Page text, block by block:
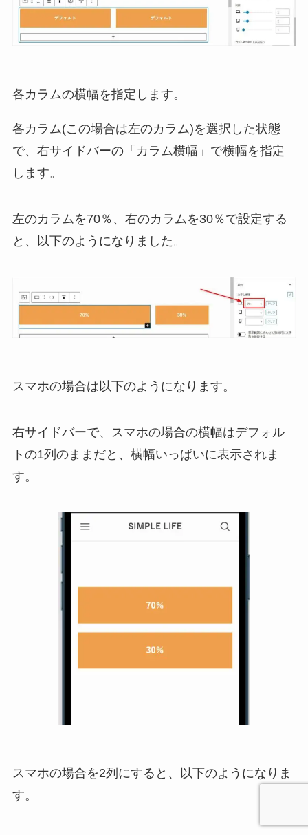
各カラムの横幅を指定します。
各カラム(この場合は左のカラム)を選択した状態
で、右サイドバーの「カラム横幅」で横幅を指定
します。
左のカラムを70％、右のカラムを30％で設定する
と、以下のようになりました。
スマホの場合は以下のようになります。
右サイドバーで、スマホの場合の横幅はデフォル
トの1列のままだと、横幅いっぱいに表示されま
す。
スマホの場合を2列にすると、以下のようになりま
す。